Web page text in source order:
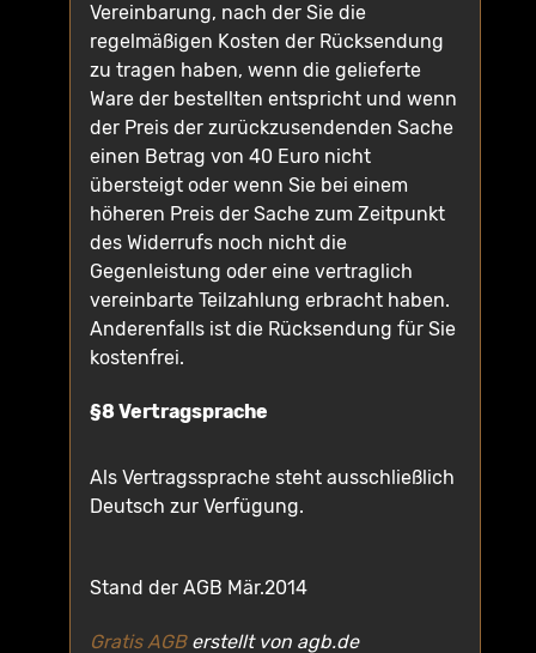
Vereinbarung, nach der Sie die
regelmäßigen Kosten der Rücksendung
zu tragen haben, wenn die gelieferte
Ware der bestellten entspricht und wenn
der Preis der zurückzusendenden Sache
einen Betrag von 40 Euro nicht
übersteigt oder wenn Sie bei einem
höheren Preis der Sache zum Zeitpunkt
des Widerrufs noch nicht die
Gegenleistung oder eine vertraglich
vereinbarte Teilzahlung erbracht haben.
Anderenfalls ist die Rücksendung für Sie
kostenfrei.
§8 Vertragsprache
Als Vertragssprache steht ausschließlich
Deutsch zur Verfügung.
Stand der AGB Mär.2014
Gratis AGBerstellt von agb.de